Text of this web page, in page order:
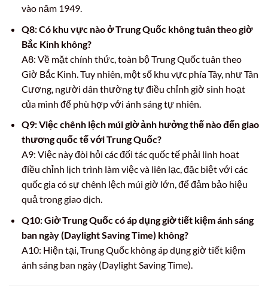
vào năm 1949.
Q8: Có khu vực nào ở Trung Quốc không tuân theo giờ
Bắc Kinh không?
A8: Về mặt chính thức, toàn bộ Trung Quốc tuân theo
Giờ Bắc Kinh. Tuy nhiên, một số khu vực phía Tây, như Tân
Cương, người dân thường tự điều chỉnh giờ sinh hoạt
của mình để phù hợp với ánh sáng tự nhiên.
Q9: Việc chênh lệch múi giờ ảnh hưởng thế nào đến giao
thương quốc tế với Trung Quốc?
A9: Việc này đòi hỏi các đối tác quốc tế phải linh hoạt
điều chỉnh lịch trình làm việc và liên lạc, đặc biệt với các
quốc gia có sự chênh lệch múi giờ lớn, để đảm bảo hiệu
quả trong giao dịch.
Q10: Giờ Trung Quốc có áp dụng giờ tiết kiệm ánh sáng
ban ngày (Daylight Saving Time) không?
A10: Hiện tại, Trung Quốc không áp dụng giờ tiết kiệm
ánh sáng ban ngày (Daylight Saving Time).